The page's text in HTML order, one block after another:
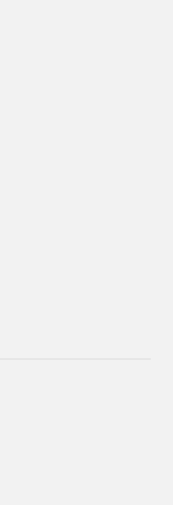
расчета
для продукта